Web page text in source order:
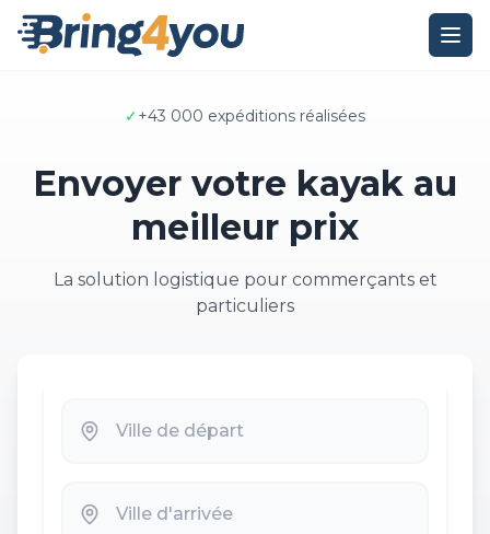
✓+43 000 expéditions réalisées
Envoyer votre kayak au
meilleur prix
La solution logistique pour commerçants et
particuliers